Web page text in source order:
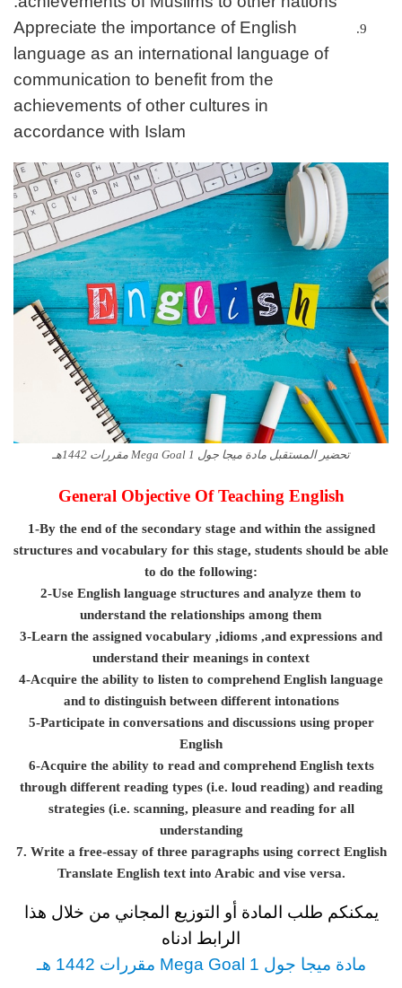
Appreciate the importance of English
language as an international language of
communication to benefit from the
achievements of other cultures in
accordance with Islam
تحضير المستقبل مادة ميجا جول Mega Goal 1 مقررات 1442هـ
General Objective Of Teaching English
1-By the end of the secondary stage and within the assigned
structures and vocabulary for this stage, students should be able
to do the following:
2-Use English language structures and analyze them to
understand the relationships among them
3-Learn the assigned vocabulary ,idioms ,and expressions and
understand their meanings in context
4-Acquire the ability to listen to comprehend English language
and to distinguish between different intonations
5-Participate in conversations and discussions using proper
English
6-Acquire the ability to read and comprehend English texts
through different reading types (i.e. loud reading) and reading
strategies (i.e. scanning, pleasure and reading for all
understanding
7. Write a free-essay of three paragraphs using correct English
Translate English text into Arabic and vise versa.
يمكنكم طلب المادة أو التوزيع المجاني من خلال هذا
الرابط ادناه
مادة ميجا جول Mega Goal 1 مقررات 1442 هـ